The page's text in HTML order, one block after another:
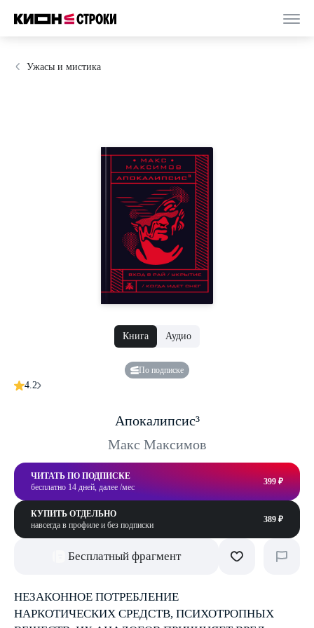
Ужасы и мистика
Книга Аудио
По подписке
4.2
Апокалипсис³
Макс Максимов
ЧИТАТЬ ПО ПОДПИСКЕ
бесплатно 14 дней, далее /мес
399 ₽
КУПИТЬ ОТДЕЛЬНО
навсегда в профиле и без подписки
389 ₽
Бесплатный фрагмент
НЕЗАКОННОЕ ПОТРЕБЛЕНИЕ
НАРКОТИЧЕСКИХ СРЕДСТВ, ПСИХОТРОПНЫХ